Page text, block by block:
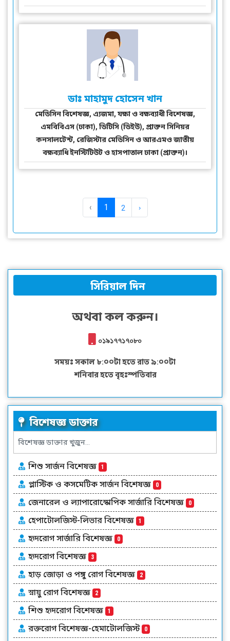
ডাঃ মাহামুদ হোসেন খান
মেডিসিন বিশেষজ্ঞ, এ্যজমা, যক্ষা ও বক্ষব্যাধী বিশেষজ্ঞ,
এমবিবিএস (ঢাকা), ডিটিসি (ডিইউ), প্রাক্তন সিনিয়র
কনসালটেন্ট, রেজিস্টার মেডিসিন ও আরএমও জাতীয়
বক্ষব্যাধি ইনস্টিটিউট ও হাসপাতাল ঢাকা (প্রাক্তন)।
‹ 1 2 ›
সিরিয়াল দিন
অথবা কল করুন।
০১৯১৭৭১৭০৮০
সময়ঃ সকাল ৮:০০টা হতে রাত ৯:০০টা
শনিবার হতে বৃহঃস্পতিবার
বিশেষজ্ঞ ডাক্তার
শিশু সার্জন বিশেষজ্ঞ 1
প্লাস্টিক ও কসমেটিক সার্জন বিশেষজ্ঞ 0
জেনারেল ও ল্যাপারোস্কোপিক সার্জারি বিশেষজ্ঞ 0
হেপাটোলজিস্ট-লিভার বিশেষজ্ঞ 1
হৃদরোগ সার্জারি বিশেষজ্ঞ 0
হৃদরোগ বিশেষজ্ঞ 3
হাড় জোড়া ও পঙ্গু রোগ বিশেষজ্ঞ 2
স্নায়ু রোগ বিশেষজ্ঞ 2
শিশু হৃদরোগ বিশেষজ্ঞ 1
রক্তরোগ বিশেষজ্ঞ-হেমাটোলজিস্ট 0